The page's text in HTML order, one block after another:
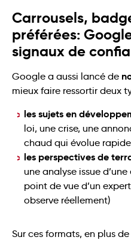
Carrousels,
préférées:
signaux de
Google a aussi lancé de
mieux faire ressortir deux
les sujets en
loi, une crise, une
chaud qui évolue
les perspectives de
une analyse issue
point de vue d’un
observe réellement)
Sur ces formats, en plus